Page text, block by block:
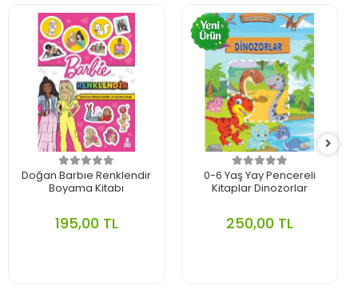
Doğan Barbıe Renklendir
Boyama Kitabı
195,00 TL
0-6 Yaş Yay Pencereli
Kitaplar Dinozorlar
250,00 TL